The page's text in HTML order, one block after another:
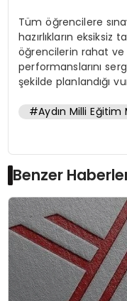
Tüm öğrencilere
hazırlıkların eksiksiz
öğrencilerin rahat
performanslarını
şekilde planlandığı
#Aydın Milli Eğitim
Benzer